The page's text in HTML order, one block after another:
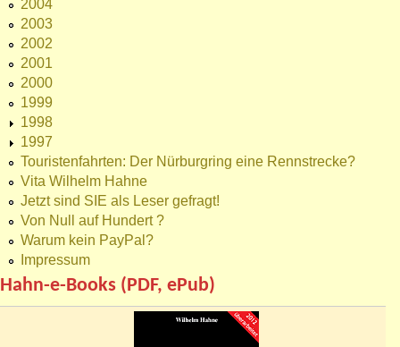
2004
2003
2002
2001
2000
1999
1998
1997
Touristenfahrten: Der Nürburgring eine Rennstrecke?
Vita Wilhelm Hahne
Jetzt sind SIE als Leser gefragt!
Von Null auf Hundert ?
Warum kein PayPal?
Impressum
Hahn-e-Books (PDF, ePub)